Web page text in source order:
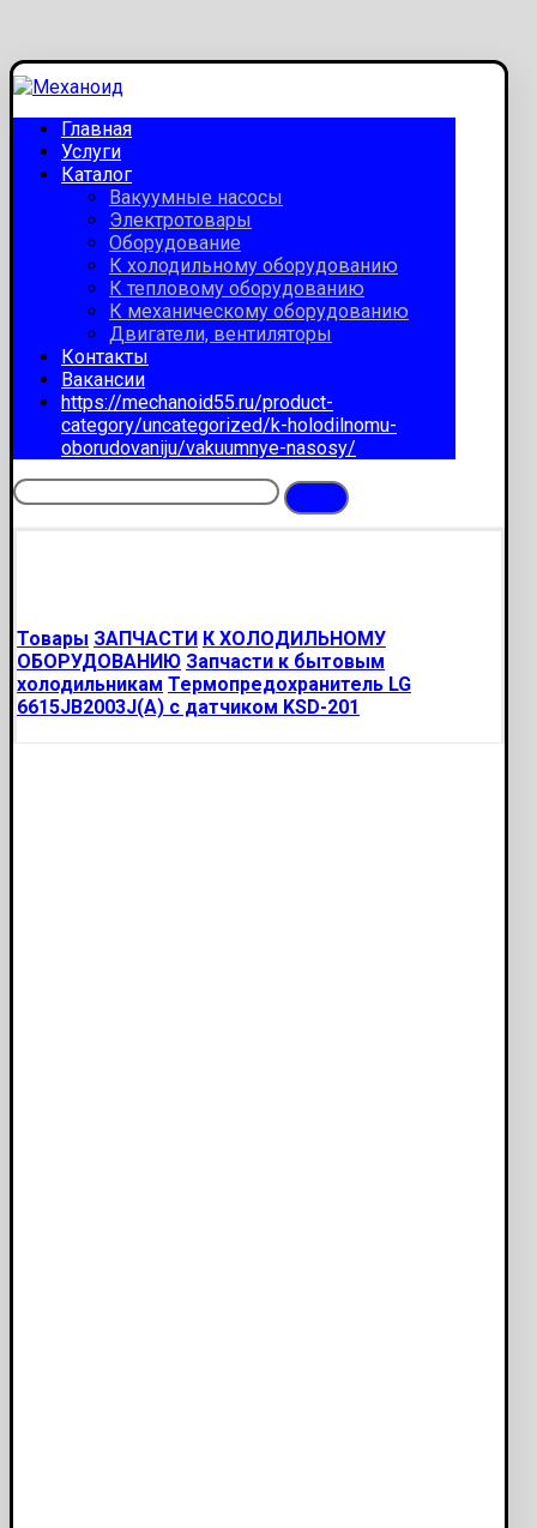
Главная
Услуги
Каталог
Вакуумные насосы
Электротовары
Оборудование
К холодильному оборудованию
К тепловому оборудованию
К механическому оборудованию
Двигатели, вентиляторы
Контакты
Вакансии
https://mechanoid55.ru/product-
category/uncategorized/k-holodilnomu-
oborudovaniju/vakuumnye-nasosy/
Товары ЗАПЧАСТИ К ХОЛОДИЛЬНОМУ
ОБОРУДОВАНИЮ Запчасти к бытовым
холодильникам Термопредохранитель LG
6615JB2003J(A) с датчиком KSD-201